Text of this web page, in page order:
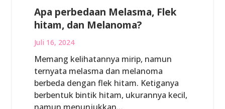
Apa perbedaan Melasma, Flek
hitam, dan Melanoma?
Juli 16, 2024
Memang kelihatannya mirip, namun
ternyata melasma dan melanoma
berbeda dengan flek hitam. Ketiganya
berbentuk bintik hitam, ukurannya kecil,